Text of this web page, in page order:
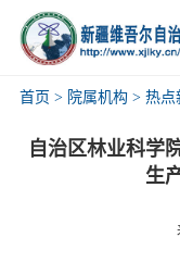
首页 > 院属机构> 热点
自治区林业科学
生